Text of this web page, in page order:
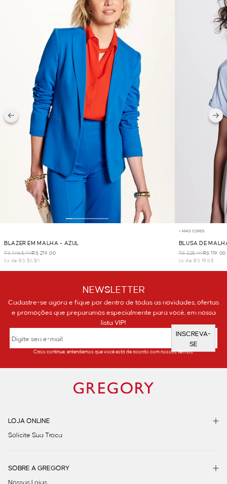
BLAZER EM MALHA - AZUL
R$ 1.085,00R$ 219,00
6x de R$ 36,50
+ MAIS CORES
BLUSA DE
R$ 225,00R$ 119,00
6x de R$ 19,83
NEWSLETTER
Cadastre-se agora e fique por dentro de todas as novidades, ofertas
e promoções que preparamos especialmente para você, em nossa
lista VIP!
INSCREVA-
SE
Caso continue, entendemos que você está de acordo com nossos termos.
LOJA ONLINE
Solicite Sua Troca
SOBRE A GREGORY